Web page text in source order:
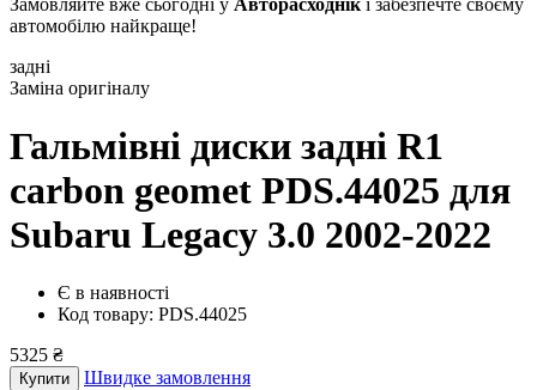
автомобілю найкраще!
задні
Заміна оригіналу
Гальмівні диски задні R1
carbon geomet PDS.44025 для
Subaru Legacy 3.0 2002-2022
Є в наявності
Код товару: PDS.44025
5325 ₴
Купити
Швидке замовлення